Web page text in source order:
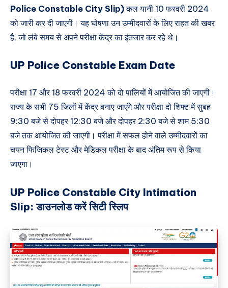
Police Constable City Slip)कल यानी 10 फरवरी 2024
को जारी कर दी जाएगी। यह घोषणा उन उम्मीदवारों के लिए राहत की खबर
है, जो लंबे समय से अपने परीक्षा केंद्र का इंतजार कर रहे थे।
UP Police Constable Exam Date
परीक्षा 17 और 18 फरवरी 2024 को दो पालियों में आयोजित की जाएगी।
राज्य के सभी 75 जिलों में केंद्र बनाए जाएंगे और परीक्षा दो शिफ्ट में सुबह
9:30 बजे से दोपहर 12:30 बजे और दोपहर 2:30 बजे से शाम 5:30
बजे तक आयोजित की जाएगी। परीक्षा में सफल होने वाले उम्मीदवारों का
चयन फिजिकल टेस्ट और मेडिकल परीक्षा के बाद अंतिम रूप से किया
जाएगा।
UP Police Constable City Intimation
Slip: डाउनलोड करें सिटी स्लिप